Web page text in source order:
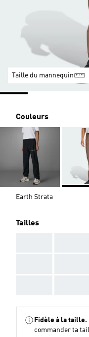
Taille du mannequin
Couleurs
Earth Strata
Tailles
Fidèle à la taille.
commander ta